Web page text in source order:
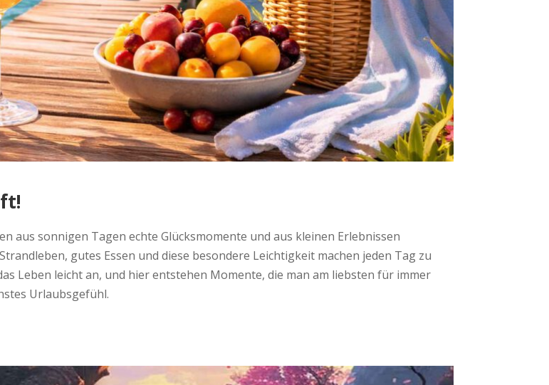
aus sonnigen Tagen echte Glücksmomente und aus kleinen Erlebnissen
gutes Essen und diese besondere Leichtigkeit machen jeden Tag zu
Leben leicht an, und hier entstehen Momente, die man am liebsten für immer
Urlaubsgefühl.